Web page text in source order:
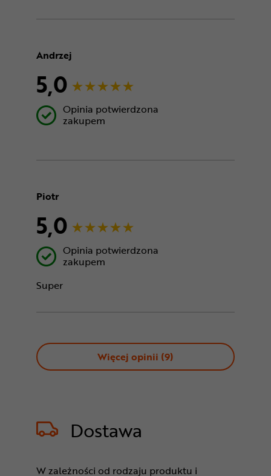
Andrzej
5,0
Opinia potwierdzona
zakupem
Piotr
5,0
Opinia potwierdzona
zakupem
Super
Więcej opinii (9)
Dostawa
W zależności od rodzaju produktu i